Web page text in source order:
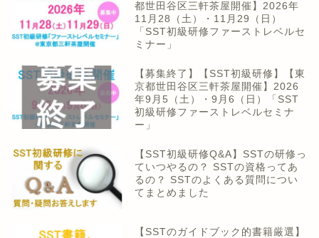
都世田谷区三軒茶屋開催】2026年
11月28（土）・11月29（日）
「SST初級研修ファーストレベルセ
ミナー」
【募集終了】【SST初級研修】【東
京都世田谷区三軒茶屋開催】2026
年9月5（土）・9月6（日）「SST
初級研修ファーストレベルセミナ
ー」
【SST初級研修Q&A】SSTの研修っ
ていつやるの？ SSTの資格ってあ
るの？ SSTのよくある質問につい
てまとめました
【SSTのガイドブック的書籍厳選】